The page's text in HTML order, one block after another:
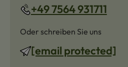
+49 7564 931711
Oder schreiben Sie uns
[email protected]